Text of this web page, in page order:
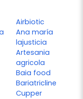
Airbiotic
Ana maría
lajusticia
Artesania
agricola
Baia food
Bariatricline
Cupper